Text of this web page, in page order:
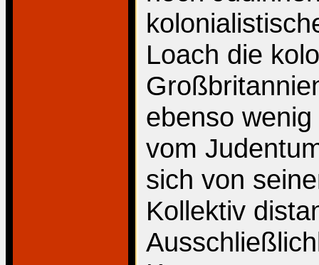
Loach die
ebenso
vom
sich von
Kollektiv